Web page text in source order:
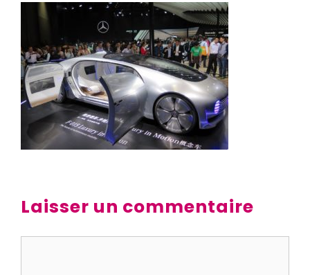
Laisser un commentaire